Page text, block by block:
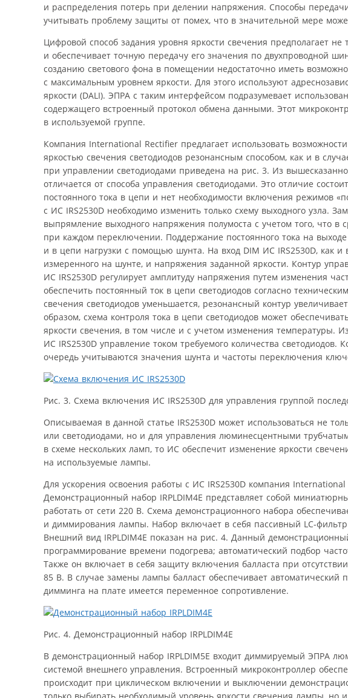
и распределения потерь при делении напряжения. Способы
учитывать проблему защиты от помех, что в значительной мере
Цифровой способ задания уровня яркости свечения предполагает
и обеспечивает точную передачу его значения по двухпроводной
созданию светового фона в помещении недостаточно иметь
с максимальным уровнем яркости. Для этого используют
яркости (DALI). ЭПРА с таким интерфейсом подразумевает
содержащего встроенный протокол обмена данными. Этот
в используемой группе.
Компания International Rectifier предлагает использовать
яркостью свечения светодиодов резонансным способом, как и в
при управлении светодиодами приведена на рис. 3. Из
отличается от способа управления светодиодами. Это отличие
постоянного тока в цепи и нет необходимости включения режимов
с ИС IRS2530D необходимо изменить только схему выходного узла.
выпрямление выходного напряжения полумоста с учетом того, что
при каждом переключении. Поддержание постоянного тока на
и в цепи нагрузки с помощью шунта. На вход DIM ИС IRS2530D, как
измеренного на шунте, и напряжения заданной яркости. Контур
ИС IRS2530D регулирует амплитуду напряжения путем изменения
обеспечить постоянный ток в цепи светодиодов согласно
свечения светодиодов уменьшается, резонансный контур
образом, схема контроля тока в цепи светодиодов может
яркости свечения, в том числе и с учетом изменения температуры.
ИС IRS2530D управление током требуемого количества
очередь учитываются значения шунта и частоты переключения
Рис. 3. Схема включения ИС IRS2530D для управления группой
Описываемая в данной статье IRS2530D может использоваться не
или светодиодами, но и для управления люминесцентными
в схеме нескольких ламп, то ИС обеспечит изменение яркости
на используемые лампы.
Для ускорения освоения работы с ИС IRS2530D компания
Демонстрационный набор IRPLDIM4E представляет собой
работать от сети 220 В. Схема демонстрационного набора
и диммирования лампы. Набор включает в себя пассивный LC-
Внешний вид IRPLDIM4E показан на рис. 4. Данный
программирование времени подогрева; автоматический подбор
Также он включает в себя защиту включения балласта при
85 В. В случае замены лампы балласт обеспечивает автоматический
димминга на плате имеется переменное сопротивление.
Рис. 4. Демонстрационный набор IRPLDIM4E
В демонстрационный набор IRPLDIM5E входит диммируемый ЭПРА
системой внешнего управления. Встроенный микроконтроллер
происходит при циклическом включении и выключении
только выбирать необходимый уровень яркости свечения лампы,